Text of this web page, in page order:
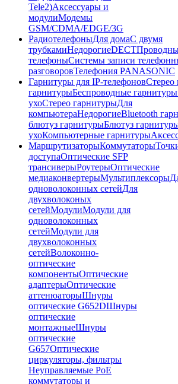
Tele2)Аксессуары и
модулиМодемы
GSM/CDMA/EDGE/3G
РадиотелефоныДля домаС двумя
трубкамиНедорогиеDECT
телефоныСистемы записи
разговоровТелефония PANASONIC
Гарнитуры для IP-телефоновСтерео
гарнитурыБеспроводные
ухоСтерео гарнитурыДля
компьютераНедорогиеBluetooth
блютуз гарнитурыБлютуз
ухоКомпьютерные гарнитуры
МаршрутизаторыКоммутаторы
доступаОптические SFP
трансиверыРоутерыОптические
медиаконвертерыМультиплексоры
одноволоконных сетейДля
двухволоконых
сетейМодулиМодули для
одноволоконных
сетейМодули для
двухволоконных
сетейВолоконно-
оптические
компонентыОптические
адаптерыОптические
аттенюаторыШнуры
оптические G652DШнуры
оптические
монтажныеШнуры
оптические
G657Оптические
циркуляторы, фильтры
Неуправляемые PoE
коммутаторы и